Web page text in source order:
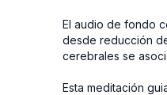
El audio de fondo
desde reducción
cerebrales se
Esta meditación